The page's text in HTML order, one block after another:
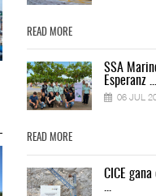
IT-ANÁLISIS: Puerto Lázaro
Cárdenas incorpora ...
06 AGO 2026
READ MORE
SSA
Esperanz ...
06 JUL
READ MORE
CICE